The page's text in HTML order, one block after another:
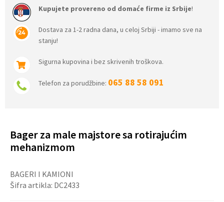
Kupujete provereno od domaće firme iz Srbije!
Dostava za 1-2 radna dana, u celoj Srbiji - imamo sve na
stanju!
Sigurna kupovina i bez skrivenih troškova.
Telefon za porudžbine: 065 88 58 091
Bager za male majstore sa rotirajućim
mehanizmom
BAGERI I KAMIONI
Šifra artikla: DC2433